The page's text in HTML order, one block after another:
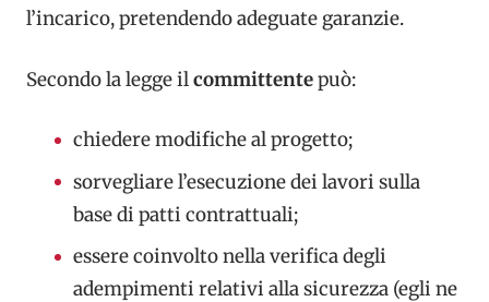
l’incarico, pretendendo adeguate garanzie.
Secondo la legge ilcommittentepuò:
chiedere modifiche al progetto;
sorvegliare l’esecuzione dei lavori sulla
base di patti contrattuali;
essere coinvolto nella verifica degli
adempimenti relativi alla sicurezza (egli ne